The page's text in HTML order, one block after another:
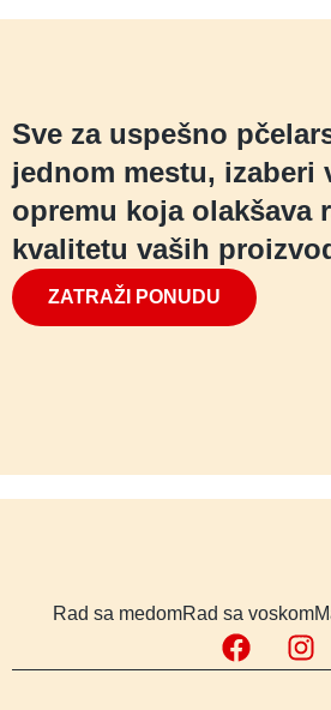
Sve za uspešno
jednom mestu, izaberi
opremu koja olakšava
kvalitetu vaših
ZATRAŽI PONUDU
Rad sa medomRad sa voskom